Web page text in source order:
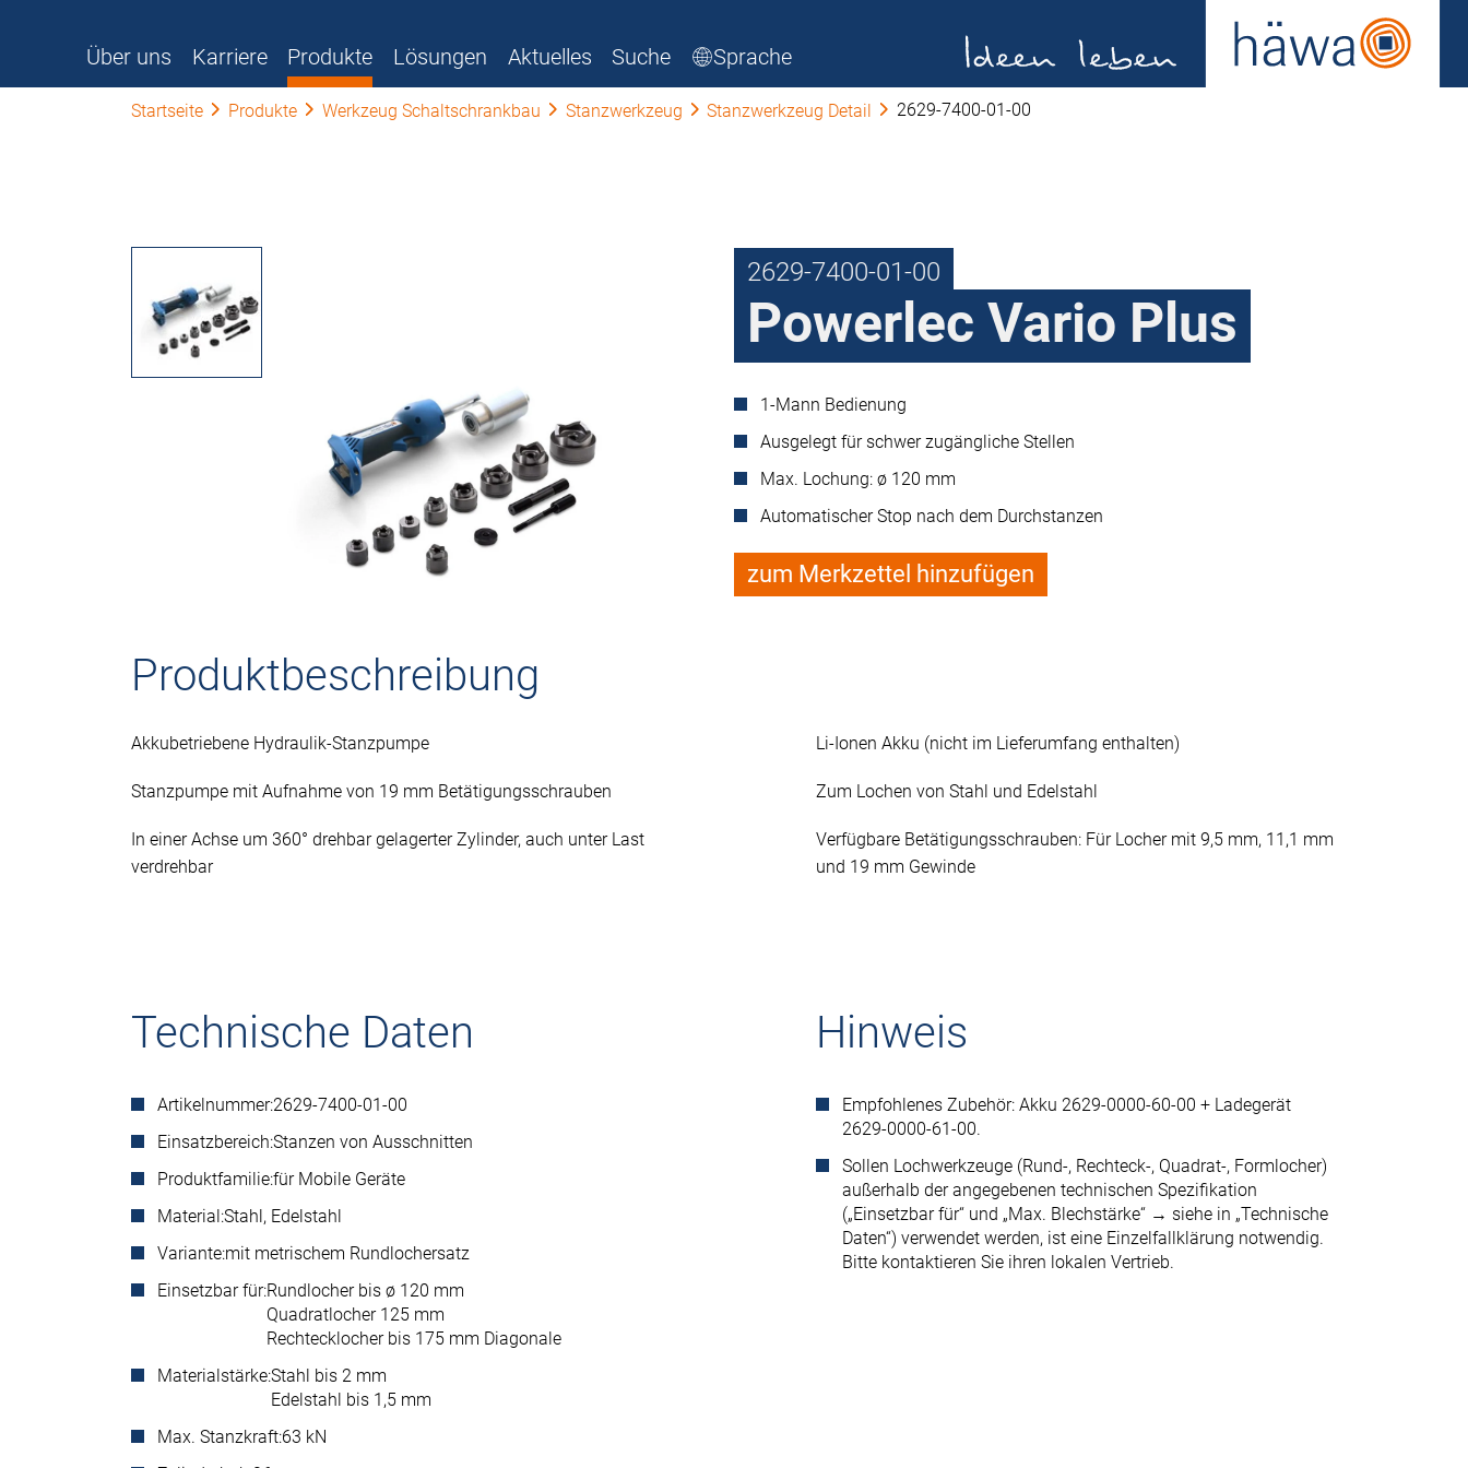
Über uns Karriere Produkte Lösungen Aktuelles Suche Sprache
Startseite Produkte Werkzeug Schaltschrankbau Stanzwerkzeug Stanzwerkzeug Detail 2629-7400-01-00
2629-7400-01-00
Powerlec Vario Plus
1-Mann Bedienung
Ausgelegt für schwer zugängliche Stellen
Max. Lochung: ø 120 mm
Automatischer Stop nach dem Durchstanzen
zum Merkzettel hinzufügen
Produktbeschreibung
Akkubetriebene Hydraulik-Stanzpumpe
Stanzpumpe mit Aufnahme von 19 mm Betätigungsschrauben
In einer Achse um 360° drehbar gelagerter Zylinder, auch unter Last
verdrehbar
Li-Ionen Akku (nicht im Lieferumfang enthalten)
Zum Lochen von Stahl und Edelstahl
Verfügbare Betätigungsschrauben: Für Locher mit 9,5 mm, 11,1 mm
und 19 mm Gewinde
Technische Daten
Artikelnummer:2629-7400-01-00
Einsatzbereich:Stanzen von Ausschnitten
Produktfamilie:für Mobile Geräte
Material:Stahl, Edelstahl
Variante:mit metrischem Rundlochersatz
Einsetzbar für:Rundlocher bis ø 120 mm
Quadratlocher 125 mm
Rechtecklocher bis 175 mm Diagonale
Materialstärke:Stahl bis 2 mm
Edelstahl bis 1,5 mm
Max. Stanzkraft:63 kN
Hinweis
Empfohlenes Zubehör: Akku 2629-0000-60-00 + Ladegerät
2629-0000-61-00.
Sollen Lochwerkzeuge (Rund-, Rechteck-, Quadrat-, Formlocher)
außerhalb der angegebenen technischen Spezifikation
(„Einsetzbar für“ und „Max. Blechstärke“ → siehe in „Technische
Daten“) verwendet werden, ist eine Einzelfallklärung notwendig.
Bitte kontaktieren Sie ihren lokalen Vertrieb.